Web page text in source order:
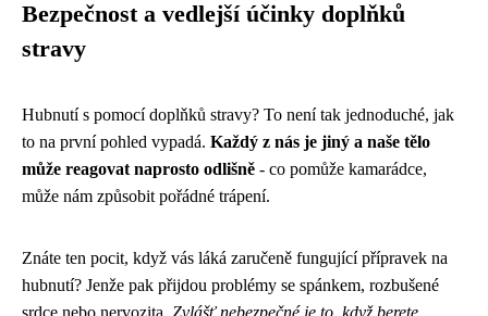
Bezpečnost a vedlejší účinky doplňků
stravy
Hubnutí s pomocí doplňků stravy? To není tak jednoduché, jak
to na první pohled vypadá. Každý z nás je jiný a naše tělo
může reagovat naprosto odlišně - co pomůže kamarádce,
může nám způsobit pořádné trápení.
Znáte ten pocit, když vás láká zaručeně fungující přípravek na
hubnutí? Jenže pak přijdou problémy se spánkem, rozbušené
srdce nebo nervozita. Zvlášť nebezpečné je to, když berete